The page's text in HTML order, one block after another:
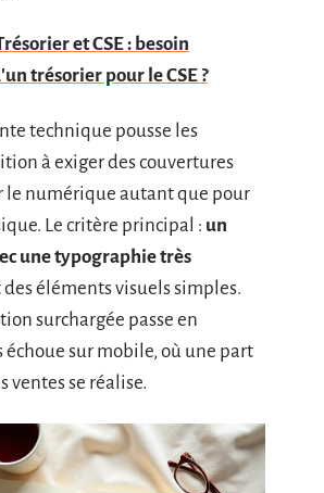
et CSE : besoin
trésorier pour le CSE ?
technique pousse les
à exiger des couvertures
le numérique autant que pour
Le critère principal : un
une typographie très
des éléments visuels simples.
surchargée passe en
échoue sur mobile, où une part
ventes se réalise.